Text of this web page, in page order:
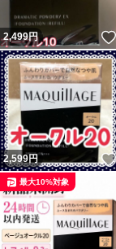
2,499円
2,599円
最大10%対象